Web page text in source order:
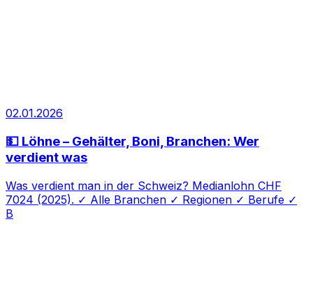
02.01.2026
💵 Löhne – Gehälter, Boni, Branchen: Wer
verdient was
Was verdient man in der Schweiz? Medianlohn CHF
7024 (2025). ✓ Alle Branchen ✓ Regionen ✓ Berufe ✓
B